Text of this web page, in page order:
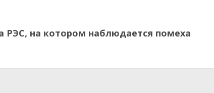
РЭС, на котором наблюдается помеха